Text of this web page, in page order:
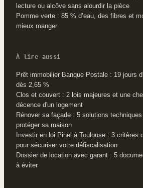
lecture ou alcôve sans alourdir la pièce
Pomme verte : 85 % d’eau, des fibres et
mieux manger
À lire aussi
Prêt immobilier Banque Postale : 19 jours
dès 2,65 %
Clos et couvert : 2 lois majeures et une
décence d'un logement
Rénover sa façade : 5 solutions
protéger sa maison
Investir en loi Pinel à Toulouse : 3 critères
pour sécuriser votre défiscalisation
Dossier de location avec garant : 5
à éviter